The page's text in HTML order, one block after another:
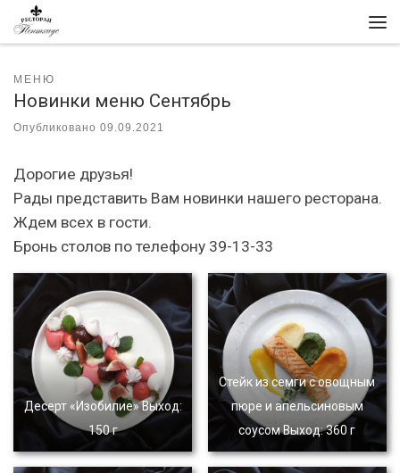
Перейти к содержимому
МЕНЮ
Новинки меню Сентябрь
Опубликовано 09.09.2021
Дорогие друзья!
Рады представить Вам новинки нашего ресторана.
Ждем всех в гости.
Бронь столов по телефону 39-13-33
Десерт «Изобилие» Выход:
150 г
Стейк из семги с овощным
пюре и апельсиновым
соусом Выход: 360 г